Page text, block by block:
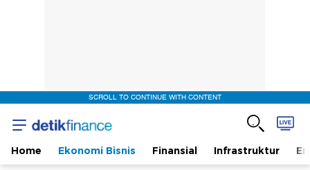
SCROLL TO CONTINUE WITH CONTENT
Home Ekonomi Bisnis Finansial Infrastruktur